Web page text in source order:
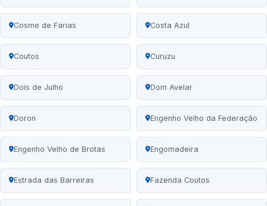
Cosme de Farias Costa Azul
Coutos Curuzu
Dois de Julho Dom Avelar
Doron Engenho Velho da Federação
Engenho Velho de Brotas Engomadeira
Estrada das Barreiras Fazenda Coutos